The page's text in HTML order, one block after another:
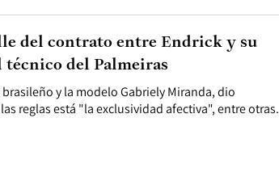
y la modelo Gabriely Miranda, dio
reglas está "la exclusividad afectiva", entre otras.
del contrato entre Endrick y su
técnico del Palmeiras